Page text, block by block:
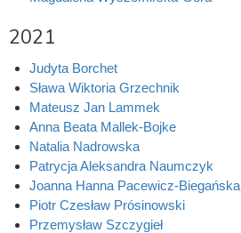
2021
Judyta Borchet
Sława Wiktoria Grzechnik
Mateusz Jan Lammek
Anna Beata Mallek-Bojke
Natalia Nadrowska
Patrycja Aleksandra Naumczyk
Joanna Hanna Pacewicz-Biegańska
Piotr Czesław Prósinowski
Przemysław Szczygieł